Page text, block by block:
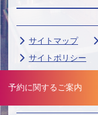
予約に関するご案内
サイトマップ
サイトポリシー
個人情報保護に
帝京大学グループ